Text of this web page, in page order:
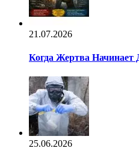
21.07.2026
Когда Жертва Начинает
25.06.2026